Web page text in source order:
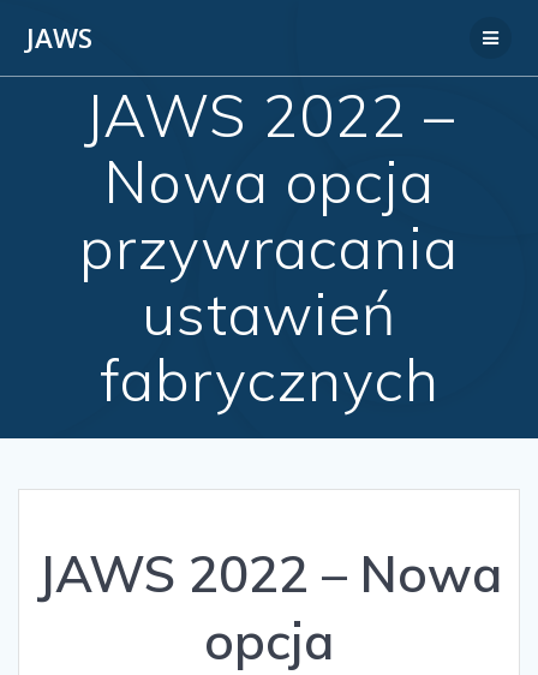
JAWS
JAWS 2022 –
Nowa opcja
przywracania
ustawień
fabrycznych
JAWS 2022 – Nowa
opcja